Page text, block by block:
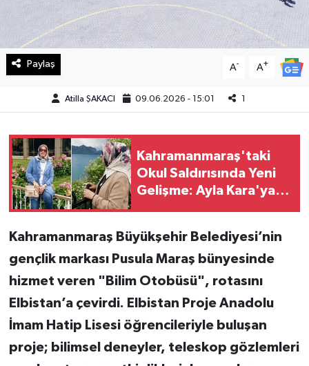
Paylaş A- A+
Atilla ŞAKACI 09.06.2026 - 15:01 1
Kahramanmaraş'taki
Okul Saldırısında Yeni
Gelişme: Ayla Kara'ya
Kahramanmaraş Büyükşehir Belediyesi’nin
gençlik markası Pusula Maraş bünyesinde
hizmet veren "Bilim Otobüsü", rotasını
Elbistan’a çevirdi. Elbistan Proje Anadolu
İmam Hatip Lisesi öğrencileriyle buluşan
proje; bilimsel deneyler, teleskop gözlemleri
Resmi İlan
Sağlık
Spor
Teknoloji
Yaşam
KAHRAMANMARAŞ